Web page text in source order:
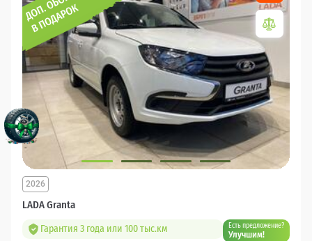
LADA Granta
2026
Гарантия 3 года или 100 тыс.км Есть предложение?
Улучшим!